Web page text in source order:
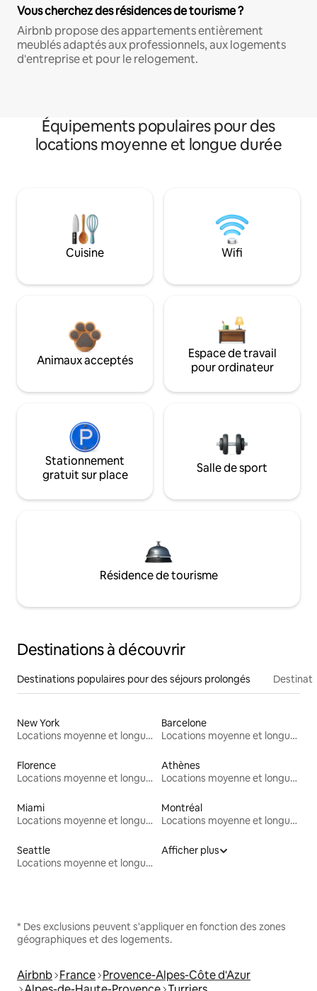
Vous cherchez des résidences de tourisme ?
Airbnb propose des appartements entièrement
meublés adaptés aux professionnels, aux logements
d'entreprise et pour le relogement.
Équipements populaires pour des
locations moyenne et longue durée
Cuisine Wifi
Animaux acceptés
Espace de travail
pour ordinateur
Stationnement
gratuit sur place
Salle de sport
Résidence de tourisme
Destinations à découvrir
Destinations populaires pour des séjours prolongés
New York
Locations moyenne et longue durée
Barcelone
Locations moyenne et longue durée
Florence
Locations moyenne et longue durée
Athènes
Locations moyenne et longue durée
Miami
Locations moyenne et longue durée
Montréal
Locations moyenne et longue durée
Seattle
Locations moyenne et longue durée
Afficher plus
* Des exclusions peuvent s'appliquer en fonction des zones
géographiques et des logements.
Airbnb France Provence-Alpes-Côte d'Azur